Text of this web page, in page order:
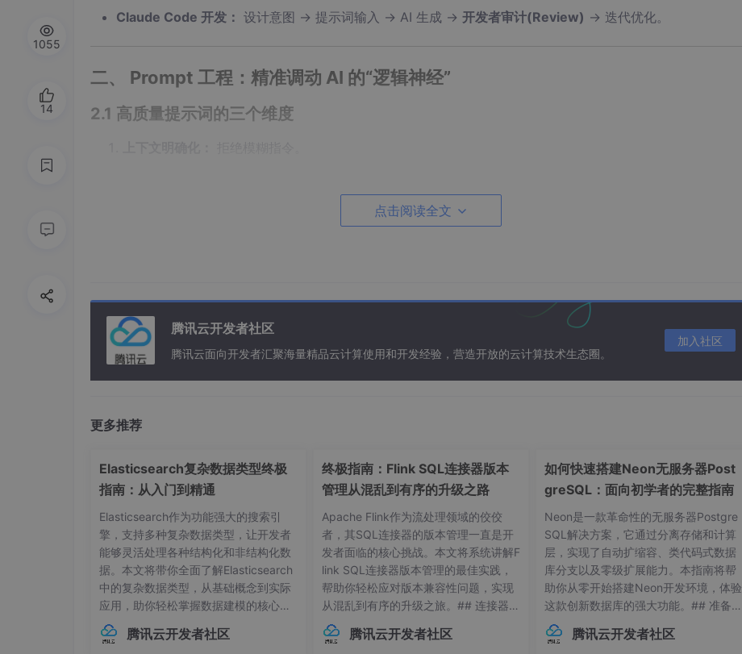
Claude Code 开发： 设计意图 -> 提示词输入 -> AI 生成 -> 开发者审计(Review) -> 迭代优化。
二、 Prompt 工程：精准调动 AI 的“逻辑神经”
2.1 高质量提示词的三个维度
“使用 React Hooks + TS 创建登录表单，包含邮箱格式校验，调用
约束显性化：明确性能与安全
三、 实战案例：构建个人财务管理系统
3.1 项目规划与生成
技术选型：Next.js (Frontend) + Fastify (Backend) + SQLite (DB)。
通过 Claude Code 快速搭建骨架：
点击阅读全文
腾讯云开发者社区
腾讯云面向开发者汇聚海量精品云计算使用和开发经验，营造开放的云计算技术生态圈。
加入社区
更多推荐
Elasticsearch复杂数据类型终极
指南：从入门到精通
Elasticsearch作为功能强大的搜索引
擎，支持多种复杂数据类型，让开发者
能够灵活处理各种结构化和非结构化数
据。本文将带你全面了解Elasticsearch
中的复杂数据类型，从基础概念到实际
应用，助你轻松掌握数据建模的核心技
巧。## 内部对象：构建层级化数据结构
在Elasticsearch中，对象类型（Objec
腾讯云开发者社区
终极指南：Flink SQL连接器版本
管理从混乱到有序的升级之路
Apache Flink作为流处理领域的佼佼
者，其SQL连接器的版本管理一直是开
发者面临的核心挑战。本文将系统讲解F
link SQL连接器版本管理的最佳实践，
帮助你轻松应对版本兼容性问题，实现
从混乱到有序的升级之旅。## 连接器版
本管理的常见痛点 😫在Flink应用开发
中，连接器版本管理常常让开发者头疼
腾讯云开发者社区
如何快速搭建Neon无服务器Post
greSQL：面向初学者的完整指南
Neon是一款革命性的无服务器Postgre
SQL解决方案，它通过分离存储和计算
层，实现了自动扩缩容、类代码式数据
库分支以及零级扩展能力。本指南将帮
助你从零开始搭建Neon开发环境，体验
这款创新数据库的强大功能。## 准备工
作：环境要求与依赖项在开始搭建Neon
环境前，请确保你的系统满足以下要
腾讯云开发者社区
1055
14